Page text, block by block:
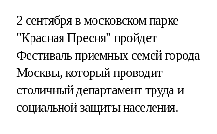
2 сентября в московском парке
"Красная Пресня" пройдет
Фестиваль приемных семей города
Москвы, который проводит
столичный департамент труда и
социальной защиты населения.